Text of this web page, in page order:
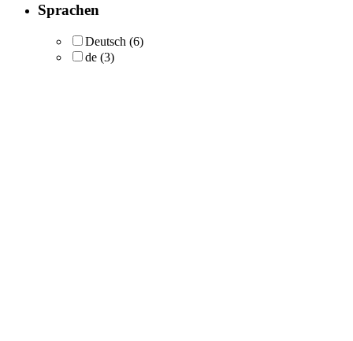
Sprachen
Deutsch (6)
de (3)